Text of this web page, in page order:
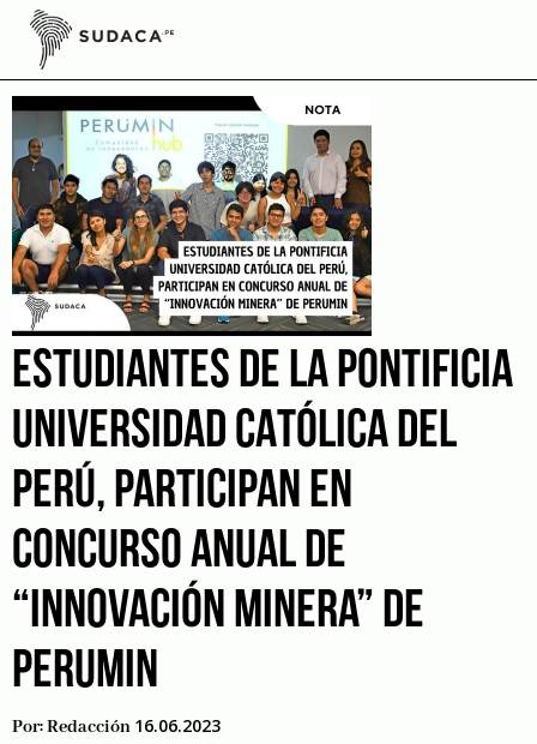
Skip
contentestudiantes
ESTUDIANTES DE LA PONTIFICIA
UNIVERSIDAD CATÓLICA DEL
PERÚ, PARTICIPAN EN
CONCURSO ANUAL DE
“INNOVACIÓN MINERA” DE
PERUMIN
Por:Redacción 16.06.2023